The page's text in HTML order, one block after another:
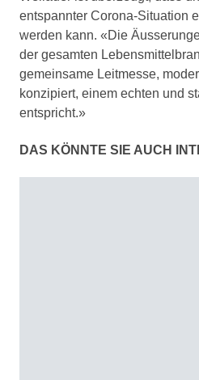
entspannter Corona-Situation
werden kann. «Die
der gesamten
gemeinsame Leitmesse,
konzipiert, einem echten und
entspricht.»
DAS KÖNNTE SIE AUCH